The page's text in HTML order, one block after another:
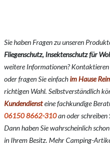
Sie haben Fragen zu unseren
Fliegenschutz, Insektenschutz für
weitere Informationen? Kontaktieren
oder fragen Sie einfachim Hause
richtigen Wahl. Selbstverständlich
Kundendiensteine fachkundige
06150 8662-310an oder schreiben
Dann haben Sie wahrscheinlich
in Ihrem Besitz. Mehr Camping-